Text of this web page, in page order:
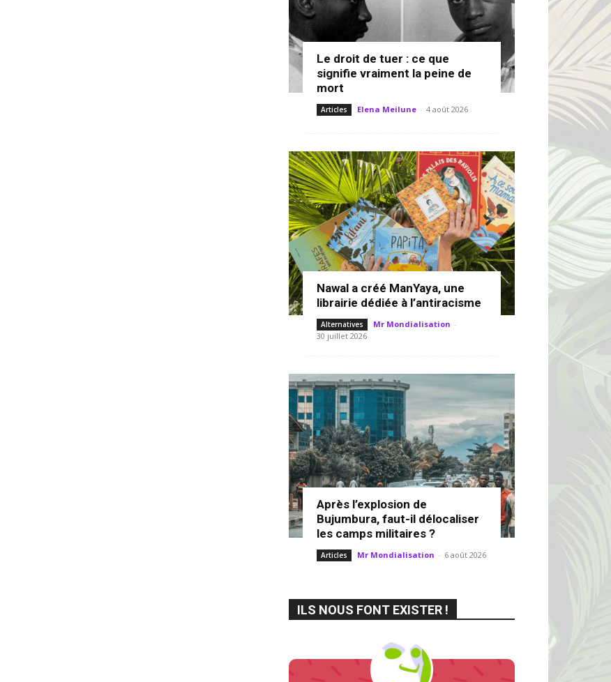
Le droit de tuer : ce que
signifie vraiment la peine de
mort
Articles Elena Meilune - 4 août 2026
Nawal a créé ManYaya, une
librairie dédiée à l’antiracisme
Alternatives Mr Mondialisation -
30 juillet 2026
Après l’explosion de
Bujumbura, faut-il délocaliser
les camps militaires ?
Articles Mr Mondialisation - 6 août 2026
ILS NOUS FONT EXISTER !